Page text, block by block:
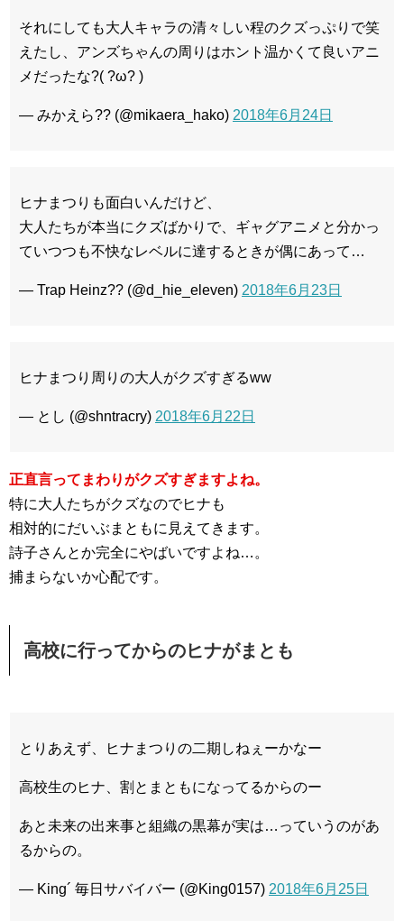
それにしても大人キャラの清々しい程のクズっぷりで笑
えたし、アンズちゃんの周りはホント温かくて良いアニ
メだったな?( ?ω? )
— みかえら?? (@mikaera_hako) 2018年6月24日
ヒナまつりも面白いんだけど、
大人たちが本当にクズばかりで、ギャグアニメと分かっ
ていつつも不快なレベルに達するときが偶にあって…
— Trap Heinz?? (@d_hie_eleven) 2018年6月23日
ヒナまつり周りの大人がクズすぎるww
— とし (@shntracry) 2018年6月22日
正直言ってまわりがクズすぎますよね。
特に大人たちがクズなのでヒナも
相対的にだいぶまともに見えてきます。
詩子さんとか完全にやばいですよね…。
捕まらないか心配です。
高校に行ってからのヒナがまとも
とりあえず、ヒナまつりの二期しねぇーかなー
高校生のヒナ、割とまともになってるからのー
あと未来の出来事と組織の黒幕が実は…っていうのがあ
るからの。
— King´ 毎日サバイバー (@King0157) 2018年6月25日